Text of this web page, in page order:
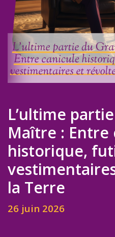
L’ultime
Maître : Entre
historique,
la Terre
26 juin 2026